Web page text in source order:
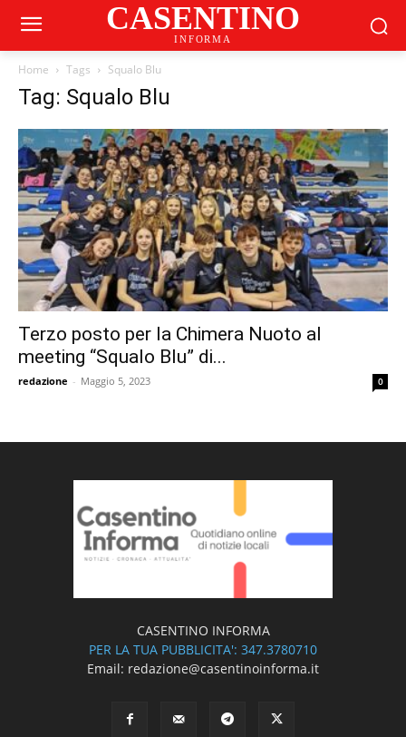
CASENTINO
INFORMA
Home Tags Squalo Blu
Tag: Squalo Blu
Terzo posto per la Chimera Nuoto al
meeting “Squalo Blu” di...
redazione - Maggio 5, 2023 0
CASENTINO INFORMA
PER LA TUA PUBBLICITA': 347.3780710
Email: redazione@casentinoinforma.it